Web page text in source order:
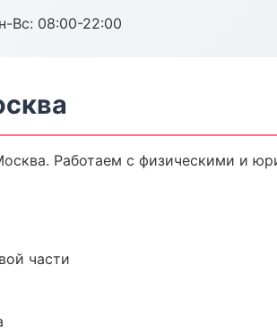
Вс: 08:00-22:00
Работаем с физическими и
части